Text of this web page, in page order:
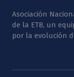
Asociación
de la ETB, un
por la evolución